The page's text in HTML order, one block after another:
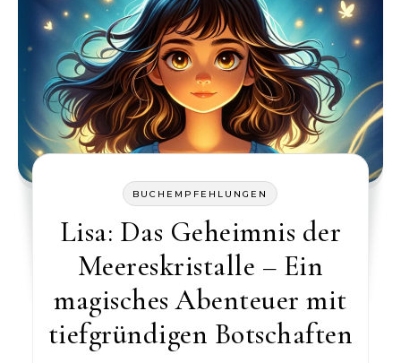
BUCHEMPFEHLUNGEN
Lisa: Das Geheimnis der
Meereskristalle – Ein
magisches Abenteuer mit
tiefgründigen Botschaften